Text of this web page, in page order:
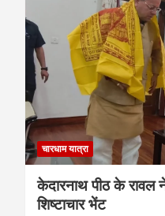
चारधाम यात्रा
केदारनाथ पीठ के रावल
शिष्टाचार भेंट